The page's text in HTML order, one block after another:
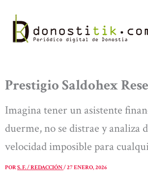
contenido
Prestigio Saldohex
Imagina tener un asistente
duerme, no se distrae y analiza
velocidad imposible para
PORS. F. / REDACCIÓN/27 ENERO, 2026